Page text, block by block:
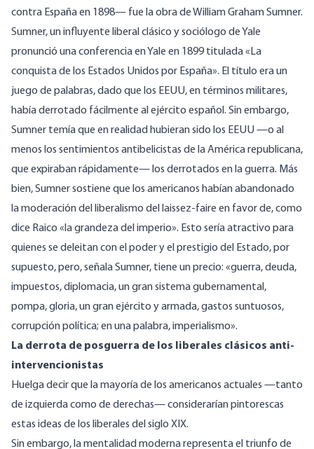
contra España en 1898— fue la obra de William Graham Sumner.
Sumner, un influyente liberal clásico y sociólogo de Yale
pronunció una conferencia en Yale en 1899 titulada «La
conquista de los Estados Unidos por España». El título era un
juego de palabras, dado que los EEUU, en términos militares,
había derrotado fácilmente al ejército español. Sin embargo,
Sumner temía que en realidad hubieran sido los EEUU —o al
menos los sentimientos antibelicistas de la América republicana,
que expiraban rápidamente— los derrotados en la guerra. Más
bien, Sumner sostiene que los americanos habían abandonado
la moderación del liberalismo del laissez-faire en favor de, como
dice Raico «la grandeza del imperio». Esto sería atractivo para
quienes se deleitan con el poder y el prestigio del Estado, por
supuesto, pero, señala Sumner, tiene un precio: «guerra, deuda,
impuestos, diplomacia, un gran sistema gubernamental,
pompa, gloria, un gran ejército y armada, gastos suntuosos,
corrupción política; en una palabra, imperialismo».
La derrota de posguerra de los liberales clásicos anti-
intervencionistas
Huelga decir que la mayoría de los americanos actuales —tanto
de izquierda como de derechas— considerarían pintorescas
estas ideas de los liberales del siglo XIX.
Sin embargo, la mentalidad moderna representa el triunfo de